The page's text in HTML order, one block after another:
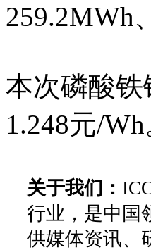
259.2MWh
本次磷酸铁
1.248元/Wh
关于我们：
行业，是中国
供媒体资讯、